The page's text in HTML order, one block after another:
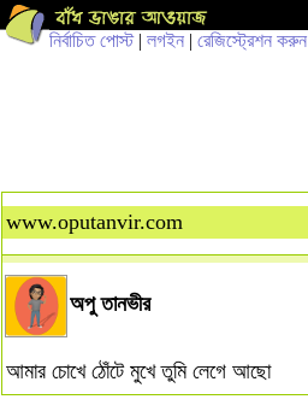
নির্বাচিত পোস্ট| লগইন | রেজিস্ট্রেশন করুন
www.oputanvir.com
অপু তানভীর
আমার চোখে ঠোঁটে মুখে তুমি লেগে আছো